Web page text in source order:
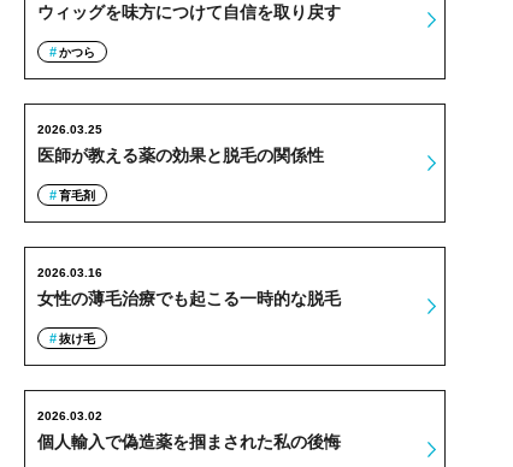
ウィッグを味方につけて自信を取り戻す
かつら
医師が教える薬の効果と脱毛の関係性
2026.03.25
育毛剤
女性の薄毛治療でも起こる一時的な脱毛
2026.03.16
抜け毛
個人輸入で偽造薬を掴まされた私の後悔
2026.03.02